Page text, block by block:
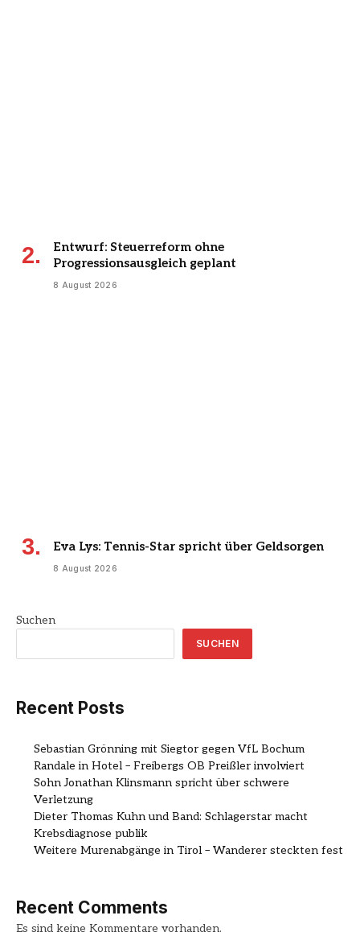
Entwurf: Steuerreform ohne
Progressionsausgleich geplant
8 August 2026
Eva Lys: Tennis-Star spricht über Geldsorgen
8 August 2026
Suchen
SUCHEN
Recent Posts
Sebastian Grönning mit Siegtor gegen VfL Bochum
Randale in Hotel – Freibergs OB Preißler involviert
Sohn Jonathan Klinsmann spricht über schwere
Verletzung
Dieter Thomas Kuhn und Band: Schlagerstar macht
Krebsdiagnose publik
Weitere Murenabgänge in Tirol – Wanderer steckten fest
Recent Comments
Es sind keine Kommentare vorhanden.